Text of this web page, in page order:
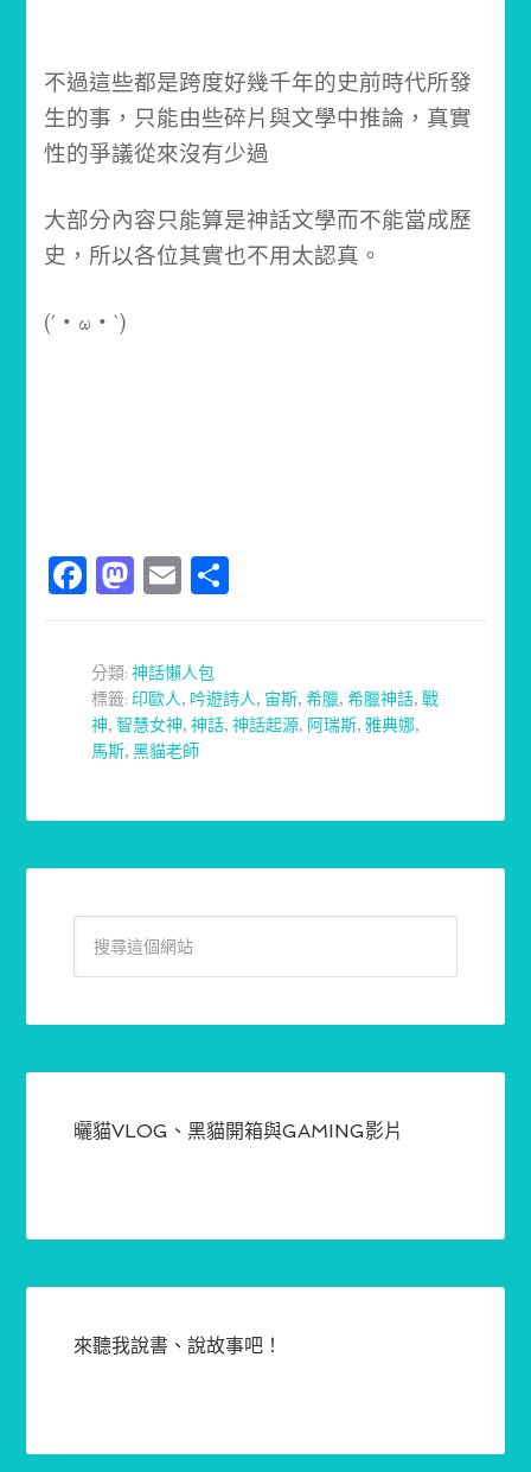
不過這些都是跨度好幾千年的史前時代所發
生的事，只能由些碎片與文學中推論，真實
性的爭議從來沒有少過
大部分內容只能算是神話文學而不能當成歷
史，所以各位其實也不用太認真。
(´・ω・`)
Facebook
Mastodon
Email
分類:神話懶人包
標籤: 印歐人, 吟遊詩人, 宙斯,希臘,希臘神話,戰
神,智慧女神,神話,神話起源, 阿瑞斯,雅典娜,
馬斯,黑貓老師
曬貓VLOG、黑貓開箱與GAMING影片
來聽我說書、說故事吧！